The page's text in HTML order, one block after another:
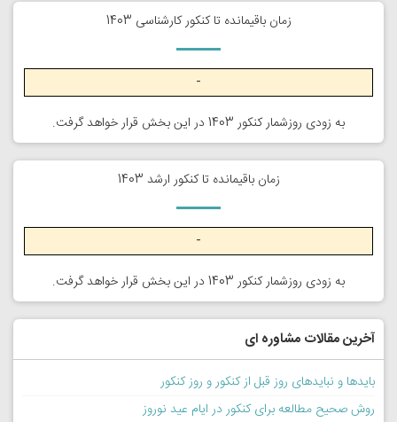
زمان باقیمانده تا کنکور کارشناسی 1403
-
به زودی روزشمار کنکور 1403 در این بخش قرار خواهد گرفت.
زمان باقیمانده تا کنکور ارشد 1403
-
به زودی روزشمار کنکور 1403 در این بخش قرار خواهد گرفت.
آخرین مقالات مشاوره ای
بایدها و نبایدهای روز قبل از کنکور و روز کنکور
روش صحیح مطالعه برای کنکور در ایام عید نوروز